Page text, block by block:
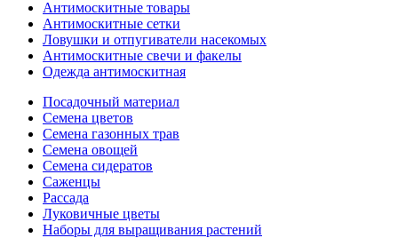
Антимоскитные товары
Антимоскитные сетки
Ловушки и отпугиватели насекомых
Антимоскитные свечи и факелы
Одежда антимоскитная
Посадочный материал
Семена цветов
Семена газонных трав
Семена овощей
Семена сидератов
Саженцы
Рассада
Луковичные цветы
Наборы для выращивания растений